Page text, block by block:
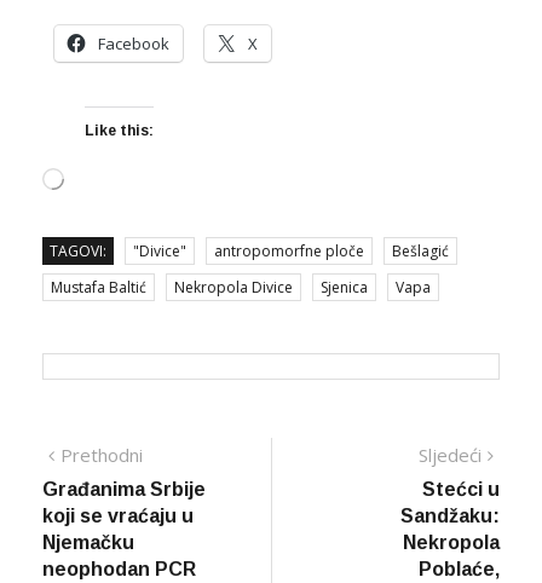
Facebook X
Like this:
Loading…
TAGOVI: "Divice" antropomorfne ploče
Bešlagić
Mustafa Baltić
Nekropola Divice Sjenica Vapa
Navigacija
članaka
Prethodni
vijest
Građanima Srbije
koji se vraćaju u
Njemačku
neophodan PCR
Sljedeći
Stećci u
Sandžaku:
Nekropola
Poblaće,